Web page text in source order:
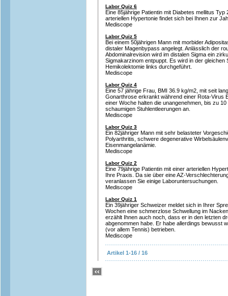
Labor Quiz 6
Eine 85jährige Patientin mit Diabetes mellitus
arteriellen Hypertonie findet sich bei Ihnen zur
Mediscope
Labor Quiz 5
Bei einem 50jährigen Mann mit morbider
distaler Magenbypass angelegt. Anlässlich der
Abdominalrevision wird im distalen Sigma ein
Sigmakarzinom entpuppt. Es wird in der gleichen
Hemikolektomie links durchgeführt.
Mediscope
Labor Quiz 4
Eine 57 jährige Frau, BMI 36.9 kg/m2, mit seit
Gonarthrose erkrankt während einer Rota-Virus
einer Woche halten die unangenehmen, bis zu
schaumigen Stuhlentleerungen an.
Mediscope
Labor Quiz 3
Ein 82jähriger Mann mit sehr belasteter
Polyarthritis, schwere degenerative
Eisenmangelanämie.
Mediscope
Labor Quiz 2
Eine 79jährige Patientin mit einer arteriellen
Ihre Praxis. Da sie über eine AZ-
veranlassen Sie einige Laboruntersuchungen.
Mediscope
Labor Quiz 1
Ein 39jähriger Schweizer meldet sich in Ihrer
Wochen eine schmerzlose Schwellung im
erzählt Ihnen auch noch, dass er in den letzten
abgenommen habe. Er habe allerdings bewusst
(vor allem Tennis) betrieben.
Mediscope
Artikel 1-16 / 16